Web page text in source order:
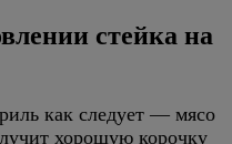
стейка на
как следует — мясо
хорошую корочку